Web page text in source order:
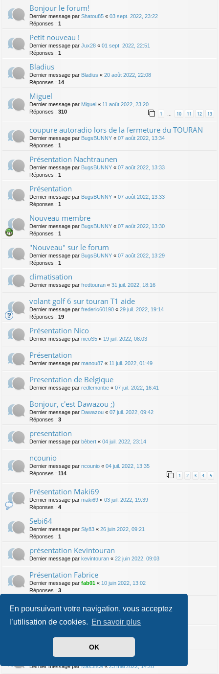
En poursuivant votre navigation, vous acceptez
l’utilisation de cookies. En savoir plus
OK
Bonjour le forum!
Dernier message par Shatou85 « 03 sept. 2022, 23:22
Réponses : 1
Petit nouveau !
Dernier message par Jux28 « 01 sept. 2022, 22:51
Réponses : 1
Bladius
Dernier message par Bladius « 20 août 2022, 22:08
Réponses : 14
Miguel
Dernier message par Miguel « 11 août 2022, 23:20
Réponses : 310 1 … 10 11 12 13
coupure autoradio lors de la fermeture du TOURAN
Dernier message par BugsBUNNY « 07 août 2022, 13:34
Réponses : 1
Présentation Nachtraunen
Dernier message par BugsBUNNY « 07 août 2022, 13:33
Réponses : 1
Présentation
Dernier message par BugsBUNNY « 07 août 2022, 13:33
Réponses : 1
Nouveau membre
Dernier message par BugsBUNNY « 07 août 2022, 13:30
Réponses : 1
"Nouveau" sur le forum
Dernier message par BugsBUNNY « 07 août 2022, 13:29
Réponses : 1
climatisation
Dernier message par fredtouran « 31 juil. 2022, 18:16
volant golf 6 sur touran T1 aide
Dernier message par frederic60190 « 29 juil. 2022, 19:14
Réponses : 19
Présentation Nico
Dernier message par nicoS5 « 19 juil. 2022, 08:03
Présentation
Dernier message par manou87 « 11 juil. 2022, 01:49
Presentation de Belgique
Dernier message par redlemonbe « 07 juil. 2022, 16:41
Bonjour, c'est Dawazou ;)
Dernier message par Dawazou « 07 juil. 2022, 09:42
Réponses : 3
presentation
Dernier message par bèbert « 04 juil. 2022, 23:14
ncounio
Dernier message par ncounio « 04 juil. 2022, 13:35
Réponses : 114 1 2 3 4 5
Présentation Maki69
Dernier message par maki69 « 03 juil. 2022, 19:39
Réponses : 4
Sebi64
Dernier message par Sly83 « 26 juin 2022, 09:21
Réponses : 1
présentation Kevintouran
Dernier message par kevintouran « 22 juin 2022, 09:03
Présentation Fabrice
Dernier message par fab01 « 10 juin 2022, 13:02
Réponses : 3
présentation kelly0602
Dernier message par fab01 «10 juin 2022, 12:58
Réponses : 1
Présentation
Dernier message parMax3nce«23 mai 2022, 14:28